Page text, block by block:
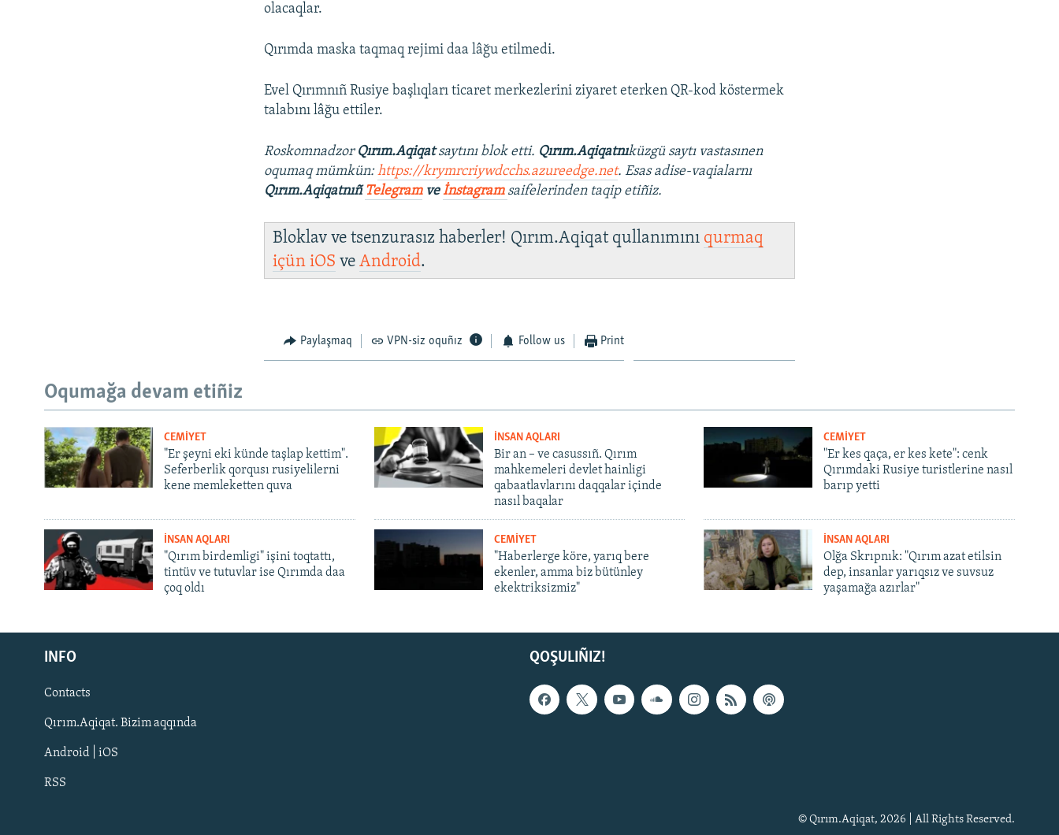
Русский
Українською
QOŞULIÑIZ!
olacaqlar.
Qırımda maska taqmaq rejimi daa lâğu etilmedi.
Evel Qırımnıñ Rusiye başlıqları ticaret merkezlerini ziyaret eterken QR-kod köstermek
talabını lâğu ettiler.
Roskomnadzor Qırım.Aqiqatsaytını blok etti. Qırım.Aqiqatnıküzgü saytı vastasınen
oqumaq mümkün:https://krymrcriywdcchs.azureedge.net. Esas adise-vaqialarnı
Qırım.AqiqatnıñTelegramveİnstagram saifelerinden taqip etiñiz.
Bloklav ve tsenzurasız haberler! Qırım.Aqiqat qullanımını qurmaq
içüniOS veAndroid.
Paylaşmaq VPN-siz oquñız Follow us Print
Oqumağa devam etiñiz
CEMİYET
"Er şeyni eki künde taşlap kettim".
Seferberlik qorqusı rusiyelilerni
kene memleketten quva
İNSAN AQLARI
Bir an – ve casussıñ. Qırım
mahkemeleri devlet hainligi
qabaatlavlarını daqqalar içinde
nasıl baqalar
CEMİYET
"Er kes qaça, er kes kete": cenk
Qırımdaki Rusiye turistlerine nasıl
barıp yetti
İNSAN AQLARI
"Qırım birdemligi" işini toqtattı,
tintüv ve tutuvlar ise Qırımda daa
çoq oldı
CEMİYET
"Haberlerge köre, yarıq bere
ekenler, amma biz bütünley
ekektriksizmiz"
İNSAN AQLARI
Olğa Skrıpnık: "Qırım azat etilsin
dep, insanlar yarıqsız ve suvsuz
yaşamağa azırlar"
QOŞULIÑIZ!
INFO
Contacts
Qırım.Aqiqat. Bizim aqqında
Android | iOS
RSS
© Qırım.Aqiqat, 2026 | All Rights Reserved.